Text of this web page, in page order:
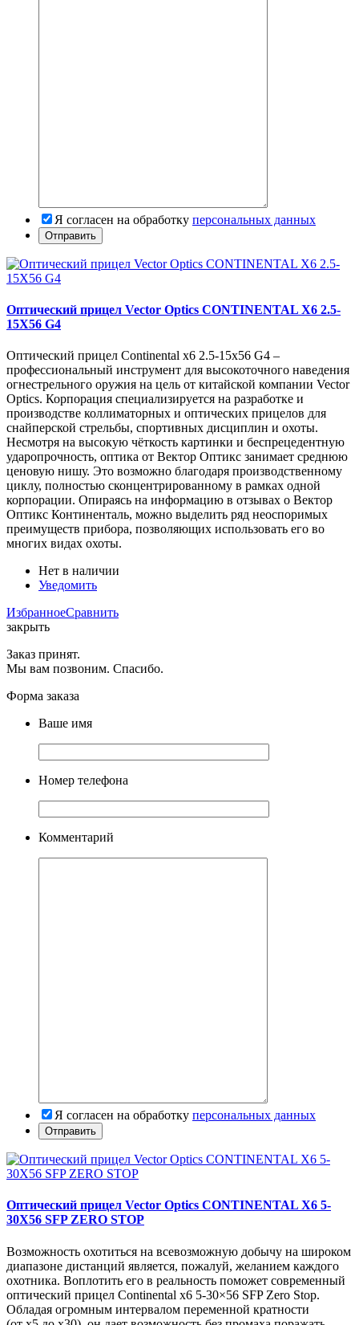
Я согласен на обработку персональных данных
Оптический прицел Vector Optics CONTINENTAL X6 2.5-
15X56 G4
Оптический прицел Continental x6 2.5-15x56 G4 –
профессиональный инструмент для высокоточного наведения
огнестрельного оружия на цель от китайской компании Vector
Optics. Корпорация специализируется на разработке и
производстве коллиматорных и оптических прицелов для
снайперской стрельбы, спортивных дисциплин и охоты.
Несмотря на высокую чёткость картинки и беспрецедентную
ударопрочность, оптика от Вектор Оптикс занимает среднюю
ценовую нишу. Это возможно благодаря производственному
циклу, полностью сконцентрированному в рамках одной
корпорации. Опираясь на информацию в отзывах о Вектор
Оптикс Континенталь, можно выделить ряд неоспоримых
преимуществ прибора, позволяющих использовать его во
многих видах охоты.
Нет в наличии
Уведомить
ИзбранноеСравнить
закрыть
Заказ принят.
Мы вам позвоним. Спасибо.
Форма заказа
Ваше имя
Номер телефона
Комментарий
Я согласен на обработку персональных данных
Оптический прицел Vector Optics CONTINENTAL X6 5-
30X56 SFP ZERO STOP
Возможность охотиться на всевозможную добычу на широком
диапазоне дистанций является, пожалуй, желанием каждого
охотника. Воплотить его в реальность поможет современный
оптический прицел Continental x6 5-30×56 SFP Zero Stop.
Обладая огромным интервалом переменной кратности